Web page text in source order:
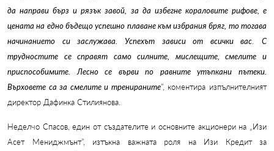
да направи бърз и рязък завой, за да избегне кораловите рифове, е
цената на едно бъдещо успешно плаване към избрания бряг, то тогава
начинанието си заслужава. Успехът зависи от всички вас. С
трудностите се справят само силните, мислещите, смелите и
приспособимите. Лесно се върви по равните утъпкани пътеки.
Върховете са за смелите и тренираните”, коментира изпълнителният
директор Дафинка Стилиянова.
Неделчо Спасов, един от създателите и основните акционери на „Изи
Асет Мениджмънт”, изтъкна важната роля на
Изи Кредит за